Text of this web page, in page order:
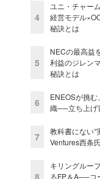
4
ユニ・チャー
経営モデル
秘訣とは
5
NECの最高益
利益のジレン
秘訣とは
6
ENEOSが挑
織──立ち上げ
7
教科書にない“
Ventures西条
8
キリングルー
るFP＆A──コ